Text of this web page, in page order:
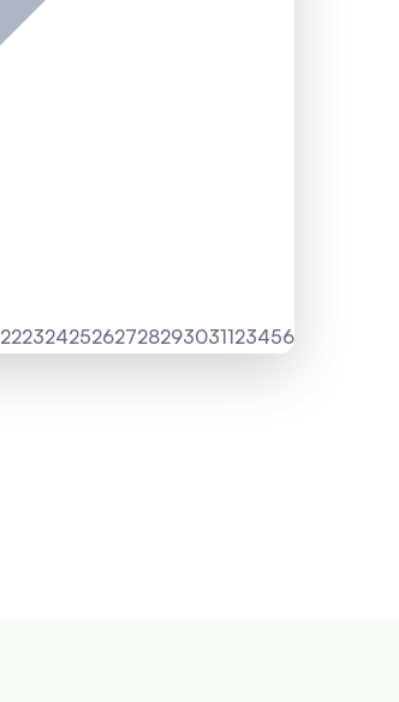
22232425262728293031123456